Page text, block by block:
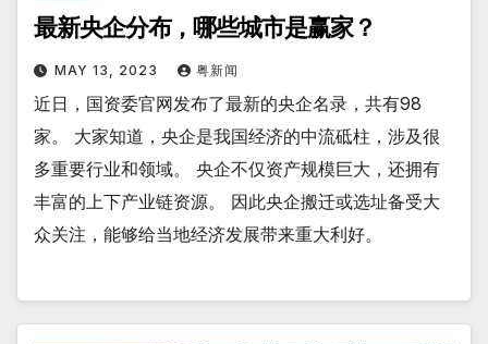
最新央企分布，哪些城市是赢家？
MAY 13, 2023 粤新闻
近日，国资委官网发布了最新的央企名录，共有98
家。 大家知道，央企是我国经济的中流砥柱，涉及很
多重要行业和领域。 央企不仅资产规模巨大，还拥有
丰富的上下产业链资源。 因此央企搬迁或选址备受大
众关注，能够给当地经济发展带来重大利好。